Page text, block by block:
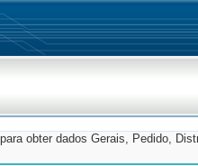
obter dados Gerais, Pedido,